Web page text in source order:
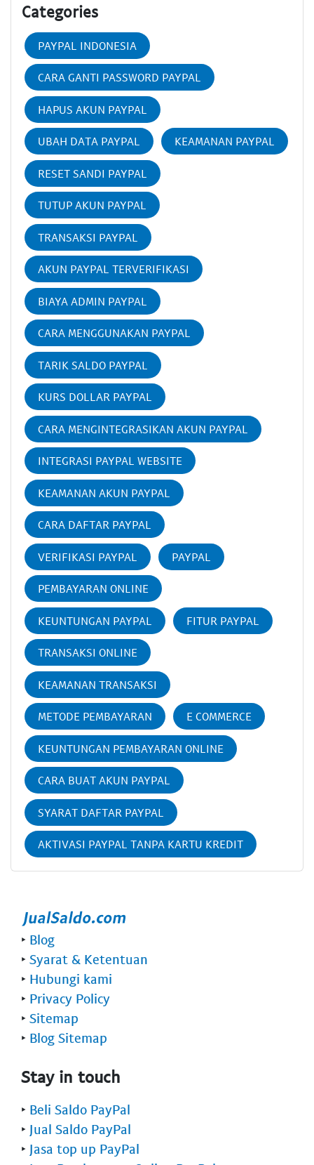
Categories
PAYPAL INDONESIA
CARA GANTI PASSWORD PAYPAL
HAPUS AKUN PAYPAL
UBAH DATA PAYPAL KEAMANAN PAYPAL
RESET SANDI PAYPAL
TUTUP AKUN PAYPAL
TRANSAKSI PAYPAL
AKUN PAYPAL TERVERIFIKASI
BIAYA ADMIN PAYPAL
CARA MENGGUNAKAN PAYPAL
TARIK SALDO PAYPAL
KURS DOLLAR PAYPAL
CARA MENGINTEGRASIKAN AKUN PAYPAL
INTEGRASI PAYPAL WEBSITE
KEAMANAN AKUN PAYPAL
CARA DAFTAR PAYPAL
VERIFIKASI PAYPAL PAYPAL
PEMBAYARAN ONLINE
KEUNTUNGAN PAYPAL FITUR PAYPAL
TRANSAKSI ONLINE
KEAMANAN TRANSAKSI
METODE PEMBAYARAN E COMMERCE
KEUNTUNGAN PEMBAYARAN ONLINE
CARA BUAT AKUN PAYPAL
SYARAT DAFTAR PAYPAL
AKTIVASI PAYPAL TANPA KARTU KREDIT
‣ Blog
‣ Syarat & Ketentuan
‣ Hubungi kami
‣ Privacy Policy
‣ Sitemap
‣ Blog Sitemap
Stay in touch
‣ Beli Saldo PayPal
‣ Jual Saldo PayPal
‣ Jasa top up PayPal